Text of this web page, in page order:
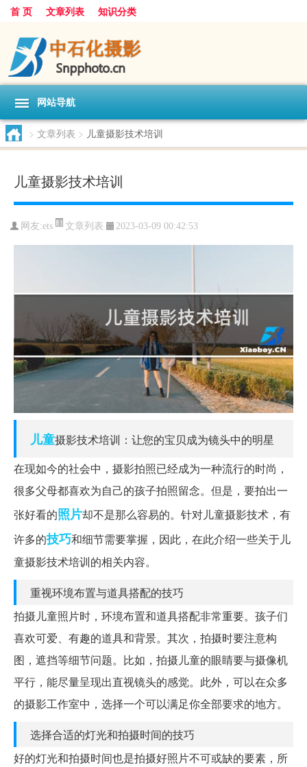
首 页 文章列表 知识分类
网站导航
> 文章列表 > 儿童摄影技术培训
儿童摄影技术培训
网友:ets 文章列表 2023-03-09 00:42:53
儿童摄影技术培训：让您的宝贝成为镜头中的明星
在现如今的社会中，摄影拍照已经成为一种流行的时尚，
很多父母都喜欢为自己的孩子拍照留念。但是，要拍出一
张好看的照片却不是那么容易的。针对儿童摄影技术，有
许多的技巧和细节需要掌握，因此，在此介绍一些关于儿
童摄影技术培训的相关内容。
重视环境布置与道具搭配的技巧
拍摄儿童照片时，环境布置和道具搭配非常重要。孩子们
喜欢可爱、有趣的道具和背景。其次，拍摄时要注意构
图，遮挡等细节问题。比如，拍摄儿童的眼睛要与摄像机
平行，能尽量呈现出直视镜头的感觉。此外，可以在众多
的摄影工作室中，选择一个可以满足你全部要求的地方。
选择合适的灯光和拍摄时间的技巧
好的灯光和拍摄时间也是拍摄好照片不可或缺的要素，所